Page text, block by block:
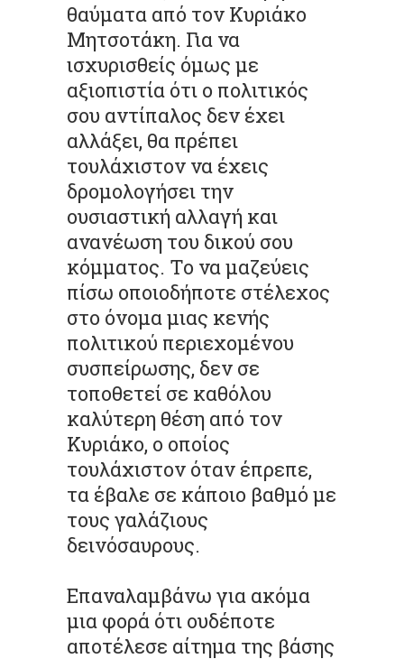
θαύματα από τον Κυριάκο
Μητσοτάκη. Για να
ισχυρισθείς όμως με
αξιοπιστία ότι ο πολιτικός
σου αντίπαλος δεν έχει
αλλάξει, θα πρέπει
τουλάχιστον να έχεις
δρομολογήσει την
ουσιαστική αλλαγή και
ανανέωση του δικού σου
κόμματος. Το να μαζεύεις
πίσω οποιοδήποτε στέλεχος
στο όνομα μιας κενής
πολιτικού περιεχομένου
συσπείρωσης, δεν σε
τοποθετεί σε καθόλου
καλύτερη θέση από τον
Κυριάκο, ο οποίος
τουλάχιστον όταν έπρεπε,
τα έβαλε σε κάποιο βαθμό με
τους γαλάζιους
δεινόσαυρους.
Επαναλαμβάνω για ακόμα
μια φορά ότι ουδέποτε
αποτέλεσε αίτημα της βάσης